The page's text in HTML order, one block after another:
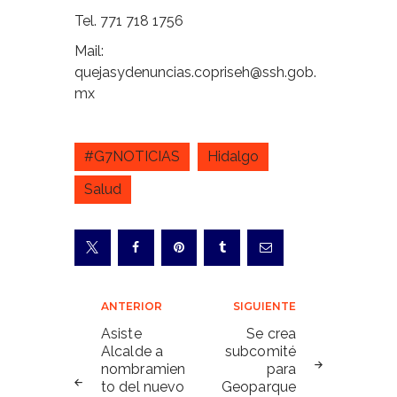
Tel. 771 718 1756
Mail:
quejasydenuncias.copriseh@ssh.gob.
mx
#G7NOTICIAS
Hidalgo
Salud
Navegación
de
entradas
ANTERIOR
Asiste
Alcalde a
nombramien
to del nuevo
SIGUIENTE
Se crea
subcomité
para
Geoparque